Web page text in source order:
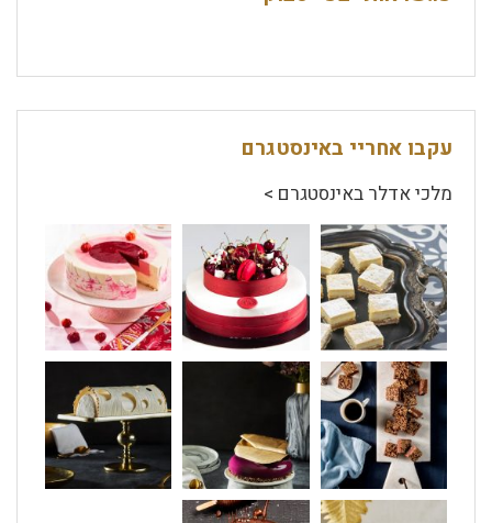
עקבו אחריי באינסטגרם
מלכי אדלר באינסטגרם >